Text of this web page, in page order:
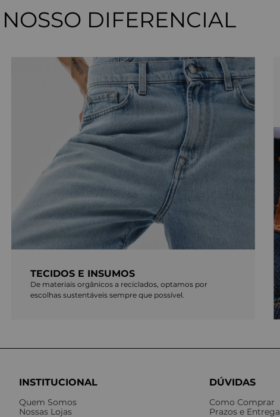
NOSSO DIFERENCIAL
TECIDOS E INSUMOS
De materiais orgânicos a reciclados, optamos por
escolhas sustentáveis sempre que possível.
INSTITUCIONAL
Quem Somos
Nossas Lojas
DÚVIDAS
Como Comprar
Prazos e Entrega